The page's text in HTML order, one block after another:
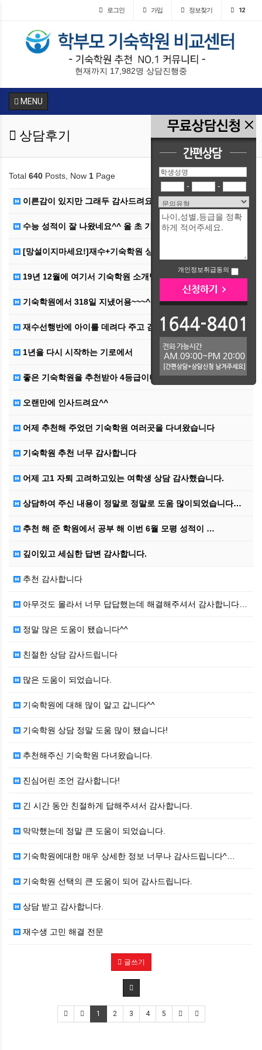
- -
개인정보취급동의
로그인 가입 정보찾기 12
현재까지 17,982명 상담진행중
MENU
상담후기
Total 640 Posts, Now 1 Page
이른감이 있지만 그래두 감사드려요!! ^^
수능 성적이 잘 나왔네요^^ 올 초 기숙학원 추천 감사…
[망설이지마세요!]재수+기숙학원 상담
19년 12월에 여기서 기숙학원 소개받고 어제 수능치뤘…
기숙학원에서 318일 지냈어용~~~^^
재수선행반에 아이를 데려다 주고 감사한 마음으로 인사드…
1년을 다시 시작하는 기로에서
좋은 기숙학원을 추천받아 4등급이나 올랐습니다
오랜만에 인사드려요^^
어제 추천해 주었던 기숙학원 여러곳을 다녀왔습니다
기숙학원 추천 너무 감사합니다
어제 고1 자퇴 고려하고있는 여학생 상담 감사했습니다.
상담하여 주신 내용이 정말로 정말로 도움 많이되었습니다…
추천 해 준 학원에서 공부 해 이번 6월 모평 성적이 …
깊이있고 세심한 답변 감사합니다.
추천 감사합니다
아무것도 몰라서 너무 답답했는데 해결해주셔서 감사합니다…
정말 많은 도움이 됐습니다^^
친절한 상담 감사드립니다
많은 도움이 되었습니다.
기숙학원에 대해 많이 알고 갑니다^^
기숙학원 상담 정말 도움 많이 됐습니다!
추천해주신 기숙학원 다녀왔습니다.
진심어린 조언 감사합니다!
긴 시간 동안 친절하게 답해주셔서 감사합니다.
막막했는데 정말 큰 도움이 되었습니다.
기숙학원에대한 매우 상세한 정보 너무나 감사드립니다^…
기숙학원 선택의 큰 도움이 되어 감사드립니다.
상담 받고 감사합니다.
재수생 고민 해결 전문
글쓰기
1 2 3 4 5